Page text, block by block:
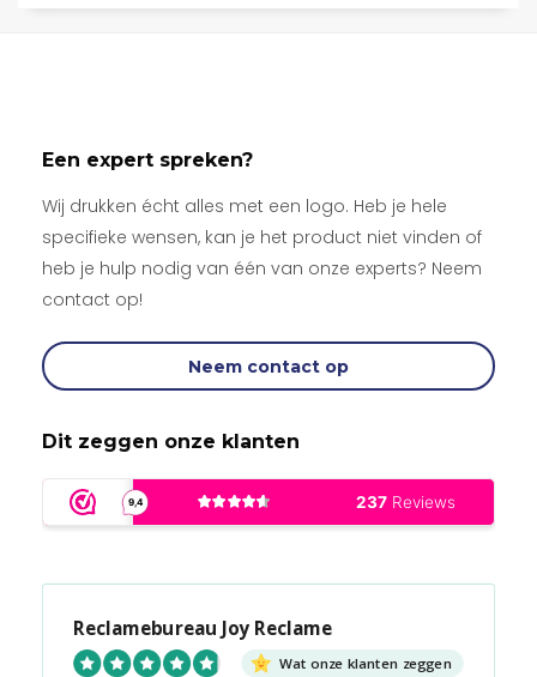
Een expert spreken?
Wij drukken écht alles met een logo. Heb je hele
specifieke wensen, kan je het product niet vinden of
heb je hulp nodig van één van onze experts? Neem
contact op!
Neem contact op
Dit zeggen onze klanten
Reclamebureau Joy Reclame
Wat onze klanten zeggen